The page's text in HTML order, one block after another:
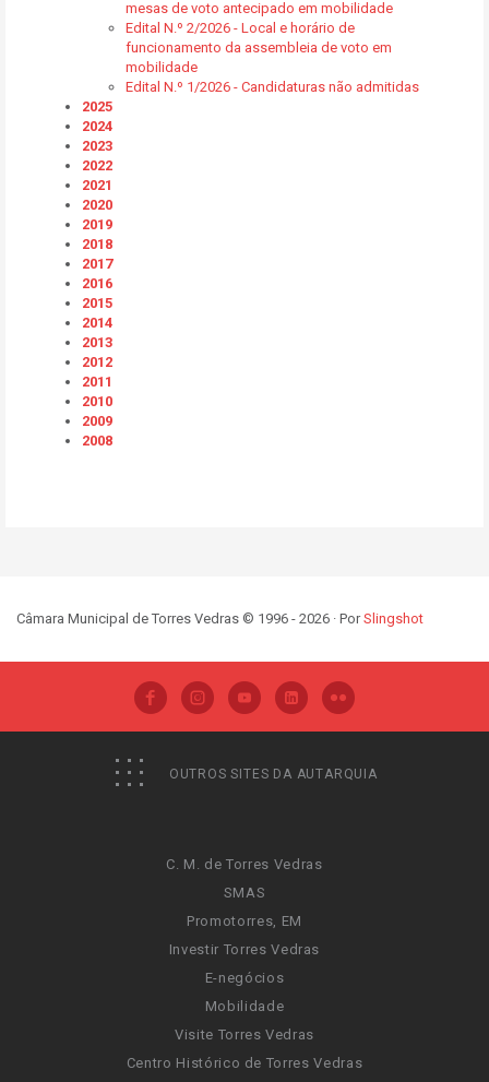
mesas de voto antecipado em mobilidade
Edital N.º 2/2026 - Local e horário de
funcionamento da assembleia de voto em
mobilidade
Edital N.º 1/2026 - Candidaturas não admitidas
2025
2024
2023
2022
2021
2020
2019
2018
2017
2016
2015
2014
2013
2012
2011
2010
2009
2008
Câmara Municipal de Torres Vedras © 1996 - 2026 · PorSlingshot
OUTROS SITES DA AUTARQUIA
C. M. de Torres Vedras
SMAS
Promotorres, EM
Investir Torres Vedras
E-negócios
Mobilidade
Visite Torres Vedras
Centro Histórico de Torres Vedras